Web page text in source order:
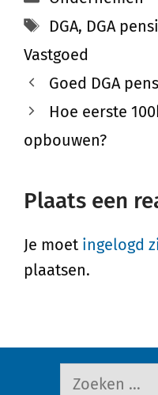
DGA, DGA
Vastgoed
Goed DGA
Hoe eerste
opbouwen?
Plaats een
Je moet ingelogd
plaatsen.